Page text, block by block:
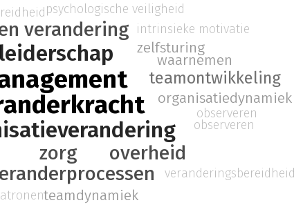
zorg
overheid
verandering
teamontwikkeling
organisatiedynamiek
zelfsturing
waarnemen
teamdynamiek
observeren
observeren
psychologische veiligheid
veranderingsbereidheid
intrinsieke motivatie